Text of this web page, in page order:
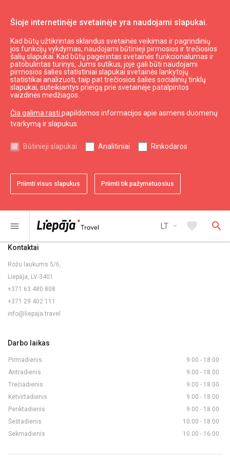
Šioje internetinėje svetainėje yra naudojami slapukai.
Kad būtų užtikrintas sklandus svetainės veikimas ir pagrindinių
jos funkcijų vykdymas, naudojami būtinieji pirmosios ir trečiosios
šalių slapukai. Kad būtų pagerintas svetainės funkcionalumas ir
patobulintas turinys, Jums sutikus, joje gali būti naudojami
pirmosios šalies statistiniai slapukai svetainės lankytojų
statistikai analizuoti, taip pat trečiosios šalies socialinių tinklų
slapukai, suteikiantys prieigą prie svetainėje patalpintos
vaizdinės medžiagos.
Čia galima rasti papildomos informacijos apie asmens duomenų
tvarkymą ir slapukus.
Būtinieji slapukai Analitiniai Rinkodaros
Priimti visus slapukus Priimti tik pažymėtuosius
menu LT arrow_drop_down favorite search
LaTS
Į viršų expand_less
Informacija
Turizmas Latvijoje
Turizmas Kuržemėje
Naudingas
Žemėlapiai ir Brošiūros
Kontaktai
Rožu laukums 5/6,
Liepāja, LV-3401
+371 63 480 808
+371 29 402 111
info@liepaja.travel
Darbo laikas
Pirmadienis
9.00 - 18.00
Antradienis
9.00 - 18.00
Trečiadienis
9.00 - 18.00
Ketvirtadienis
9.00 - 18.00
Penktadienis
9.00 - 18.00
Šeštadienis
10.00 - 18.00
Sekmadienis
10.00 - 16.00